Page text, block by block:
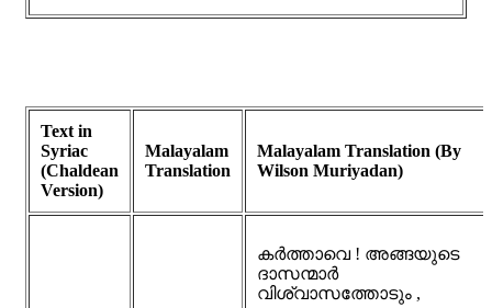
Text in
Syriac
(Chaldean
Version)
Malayalam
Translation
Malayalam Translation (By
Wilson Muriyadan)
കർത്താവെ ! അങ്ങയുടെ
ദാസന്മാർ
വിശ്വാസത്തോടും ,